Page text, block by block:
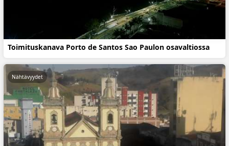
Toimituskanava Porto de Santos Sao Paulon osavaltiossa
Nähtävyydet